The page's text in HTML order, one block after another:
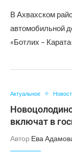
В Ахвахском
автомобильной
«Ботлих –
Актуальное
включат в
Автор Ева